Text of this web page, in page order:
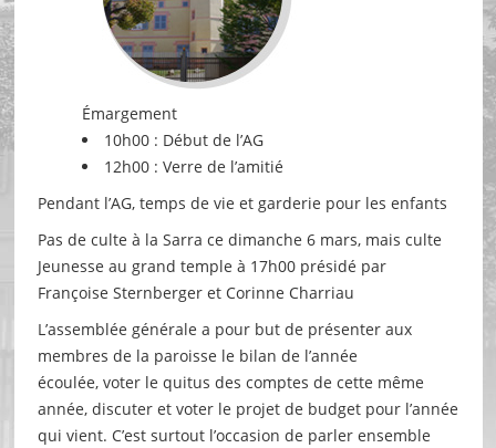
Émargement
10h00 : Début de l’AG
12h00 : Verre de l’amitié
Pendant l’AG, temps de vie et garderie pour les enfants
Pas de culte à la Sarra ce dimanche 6 mars, mais culte
Jeunesse au grand temple à 17h00 présidé par
Françoise Sternberger et Corinne Charriau
L’assemblée générale a pour but de présenter aux
membres de la paroisse le bilan de l’année
écoulée, voter le quitus des comptes de cette même
année, discuter et voter le projet de budget pour l’année
qui vient. C’est surtout l’occasion de parler ensemble